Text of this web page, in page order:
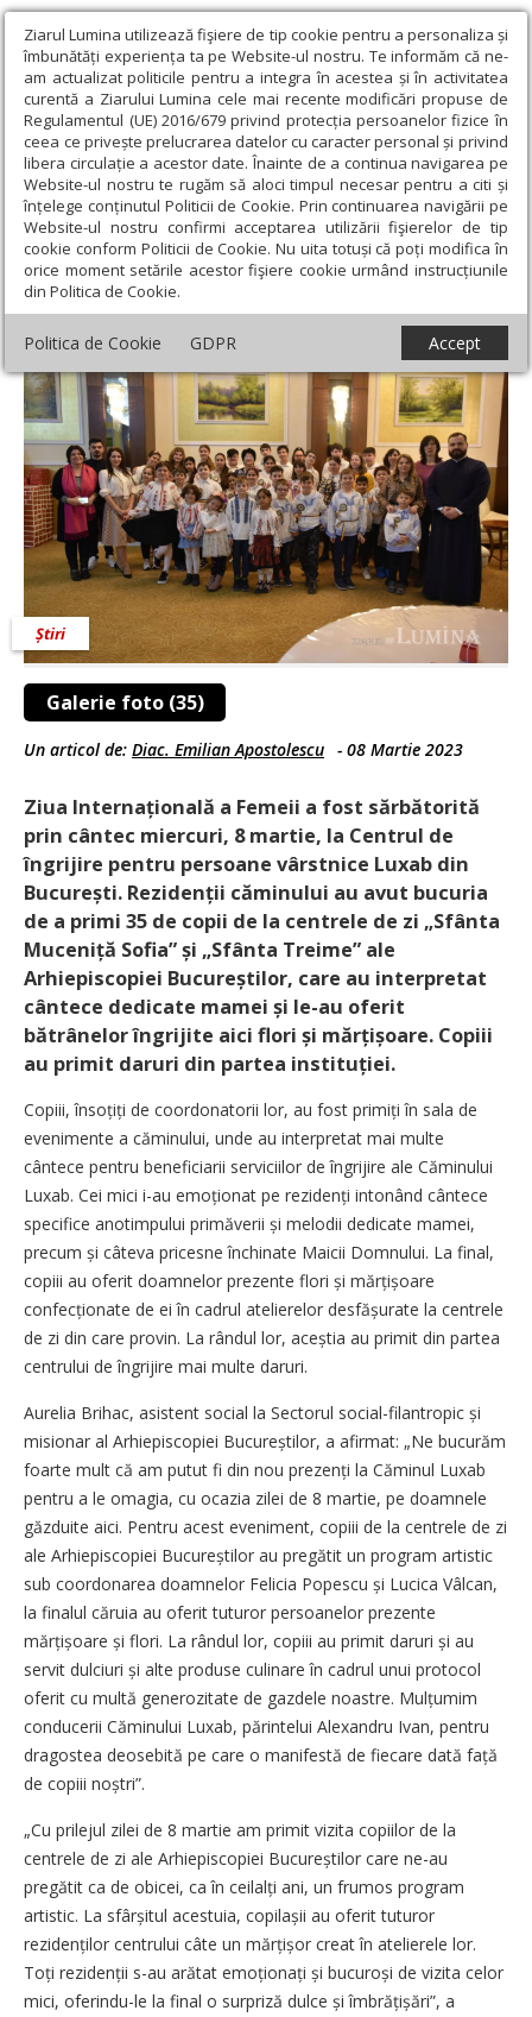
Ziarul Lumina utilizează fişiere de tip cookie pentru a personaliza și
îmbunătăți experiența ta pe Website-ul nostru. Te informăm că ne-
am actualizat politicile pentru a integra în acestea și în activitatea
curentă a Ziarului Lumina cele mai recente modificări propuse de
Regulamentul (UE) 2016/679 privind protecția persoanelor fizice în
ceea ce privește prelucrarea datelor cu caracter personal și privind
libera circulație a acestor date. Înainte de a continua navigarea pe
Website-ul nostru te rugăm să aloci timpul necesar pentru a citi și
înțelege conținutul Politicii de Cookie. Prin continuarea navigării pe
Website-ul nostru confirmi acceptarea utilizării fişierelor de tip
cookie conform Politicii de Cookie. Nu uita totuși că poți modifica în
orice moment setările acestor fişiere cookie urmând instrucțiunile
din Politica de Cookie.
Politica de Cookie GDPR Accept
Ziarul Lumina › Actualitate religioasă › Știri › Cântece dedicate
Zilei Femeii la un cămin de bătrâni din Capitală
Cântece dedicate Zilei Femeii la un cămin
de bătrâni din Capitală
Galerie foto (35)
Știri
Un articol de: Diac. Emilian Apostolescu - 08 Martie 2023
Ziua Internațională a Femeii a fost sărbătorită
prin cântec miercuri, 8 martie, la Centrul de
îngrijire pentru persoane vârstnice Luxab din
București. Rezidenții căminului au avut bucuria
de a primi 35 de copii de la centrele de zi „Sfânta
Muceniță Sofia” și „Sfânta Treime” ale
Arhiepiscopiei Bucureștilor, care au interpretat
cântece dedicate mamei și le-au oferit
bătrânelor îngrijite aici flori și mărțișoare. Copiii
au primit daruri din partea instituției.
Copiii, însoțiți de coordonatorii lor, au fost primiți în sala de
evenimente a căminului, unde au interpretat mai multe
cântece pentru beneficiarii serviciilor de îngrijire ale Căminului
Luxab. Cei mici i-au emoționat pe rezidenți intonând cântece
specifice anotimpului primăverii și melodii dedicate mamei,
precum și câteva pricesne închinate Maicii Domnului. La final,
copiii au oferit doamnelor prezente flori și mărțișoare
confecțio­nate de ei în cadrul atelierelor desfășurate la centrele
de zi din care provin. La rândul lor, aceștia au primit din partea
centrului de îngrijire mai multe daruri.
Aurelia Brihac, asistent social la Sectorul social-filantropic și
misionar al Arhiepiscopiei Bucureștilor, a afirmat: „Ne bucurăm
foarte mult că am putut fi din nou prezenți la Căminul Luxab
pentru a le omagia, cu ocazia zilei de 8 martie, pe doamnele
găzduite aici. Pentru acest eveniment, copiii de la centrele de zi
ale Arhiepiscopiei Bucureștilor au pregătit un program artistic
sub coordonarea doamnelor Felicia Popescu și Lucica Vâlcan,
la finalul căruia au oferit tuturor persoanelor prezente
mărțișoare și flori. La rândul lor, copiii au primit daruri și au
servit dulciuri și alte produse culinare în cadrul unui protocol
oferit cu multă generozitate de gazdele noastre. Mulțumim
conducerii Căminului Luxab, părintelui Alexandru Ivan, pentru
dragostea deosebită pe care o manifestă de fiecare dată față
de copiii noștri”.
„Cu prilejul zilei de 8 martie am primit vizita copiilor de la
centrele de zi ale Arhi­episcopiei Bucureștilor care ne-au
pregătit ca de obicei, ca în ceilalți ani, un frumos program
artistic. La sfârșitul acestuia, copilașii au oferit tuturor
rezidenților centrului câte un mărțișor creat în atelierele lor.
Toți rezidenții s-au arătat emoționați și bucuroși de vizita celor
mici, oferindu-le la final o surpriză dulce și îmbrățișări”, a